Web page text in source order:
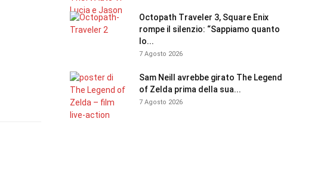
Octopath Traveler 3, Square Enix
rompe il silenzio: “Sappiamo quanto
lo...
7 Agosto 2026
Sam Neill avrebbe girato The Legend
of Zelda prima della sua...
7 Agosto 2026